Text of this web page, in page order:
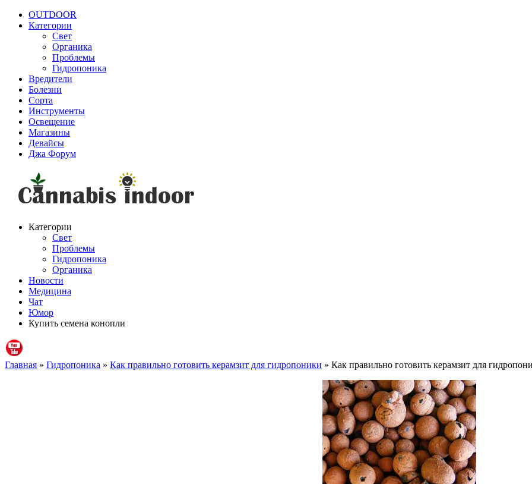
OUTDOOR
Категории
Свет
Органика
Проблемы
Гидропоника
Вредители
Болезни
Сорта
Инструменты
Освещение
Магазины
Девайсы
Джа Форум
Категории
Свет
Проблемы
Гидропоника
Органика
Новости
Медицина
Чат
Юмор
Купить семена конопли
Главная » Гидропоника » Как правильно готовить керамзит для гидропоники » Как правильно готовить керамзит для